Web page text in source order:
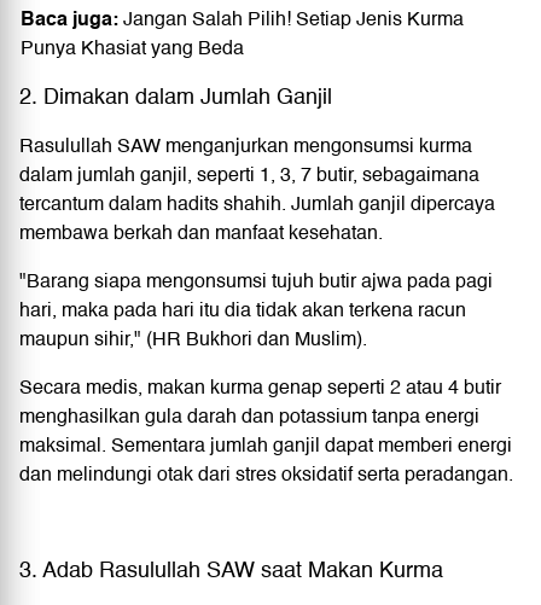
Baca juga:Jangan Salah Pilih! Setiap Jenis Kurma
Punya Khasiat yang Beda
2. Dimakan dalam Jumlah Ganjil
Rasulullah SAW menganjurkan mengonsumsi kurma
dalam jumlah ganjil, seperti 1, 3, 7 butir, sebagaimana
tercantum dalam hadits shahih. Jumlah ganjil dipercaya
membawa berkah dan manfaat kesehatan.
"Barang siapa mengonsumsi tujuh butir ajwa pada pagi
hari, maka pada hari itu dia tidak akan terkena racun
maupun sihir," (HR Bukhori dan Muslim).
Secara medis, makan kurma genap seperti 2 atau 4 butir
menghasilkan gula darah dan potassium tanpa energi
maksimal. Sementara jumlah ganjil dapat memberi energi
dan melindungi otak dari stres oksidatif serta peradangan.
3. Adab Rasulullah SAW saat Makan Kurma